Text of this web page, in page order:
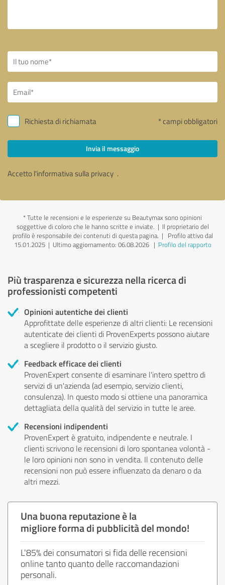
Richiesta di richiamata * campi obbligatori
Invia il messaggio
Accetto l'informativa sulla privacy .
*Tutte le recensioni e le esperienze su Beautymax sono opinioni
soggettive di coloro che le hanno scritte e inviate. | Il proprietario del
profilo è responsabile dei contenuti di questa pagina. | Profilo attivo dal
15.01.2025 | Ultimo aggiornamento: 06.08.2026| Profilo del rapporto
Più trasparenza e sicurezza nella ricerca di
professionisti competenti
Opinioni autentiche dei clienti
Approfittate delle esperienze di altri clienti: Le recensioni
autenticate dei clienti di ProvenExperts possono aiutare
a scegliere il prodotto o il servizio giusto.
Feedback efficace dei clienti
ProvenExpert consente di esaminare l'intero spettro di
servizi di un'azienda (ad esempio, servizio clienti,
consulenza). In questo modo si ottiene una panoramica
dettagliata della qualità del servizio in tutte le aree.
Recensioni indipendenti
ProvenExpert è gratuito, indipendente e neutrale. I
clienti scrivono le recensioni di loro spontanea volontà -
le loro opinioni non sono in vendita. Il contenuto delle
recensioni non può essere influenzato da denaro o da
altri mezzi.
Una buona reputazione è la
migliore forma di pubblicità del mondo!
L'85% dei consumatori si fida delle recensioni
online tanto quanto delle raccomandazioni
personali.